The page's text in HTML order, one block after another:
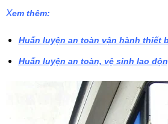
Xem thêm:
Huấn luyện an toàn vận hành thiết
Huấn luyện an toàn, vệ sinh lao